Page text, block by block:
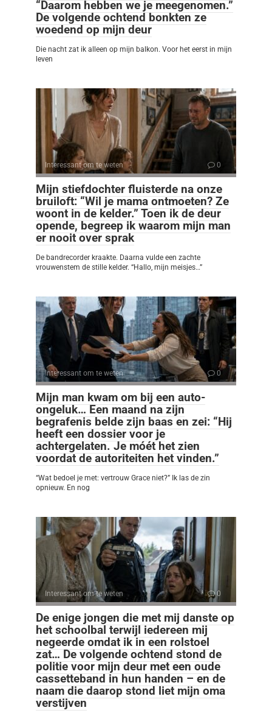
“Daarom hebben we je meegenomen.”
De volgende ochtend bonkten ze
woedend op mijn deur
Die nacht zat ik alleen op mijn balkon. Voor het eerst in mijn
leven
Interessant om te weten 0
Mijn stiefdochter fluisterde na onze
bruiloft: “Wil je mama ontmoeten? Ze
woont in de kelder.” Toen ik de deur
opende, begreep ik waarom mijn man
er nooit over sprak
De bandrecorder kraakte. Daarna vulde een zachte
vrouwenstem de stille kelder. “Hallo, mijn meisjes…”
Interessant om te weten 0
Mijn man kwam om bij een auto-
ongeluk… Een maand na zijn
begrafenis belde zijn baas en zei: “Hij
heeft een dossier voor je
achtergelaten. Je móét het zien
voordat de autoriteiten het vinden.”
“Wat bedoel je met: vertrouw Grace niet?” Ik las de zin
opnieuw. En nog
Interessant om te weten 0
De enige jongen die met mij danste op
het schoolbal terwijl iedereen mij
negeerde omdat ik in een rolstoel
zat… De volgende ochtend stond de
politie voor mijn deur met een oude
cassetteband in hun handen – en de
naam die daarop stond liet mijn oma
verstijven